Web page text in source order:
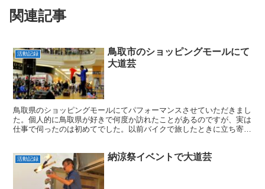
関連記事
活動記録
鳥取市のショッピングモールにて
大道芸
鳥取県のショッピングモールにてパフォーマンスさせていただきまし
た。個人的に鳥取県が好きで何度か訪れたことがあるのですが、実は
仕事で伺ったのは初めてでした。以前バイクで旅したときに立ち寄っ
活動記録 納涼祭イベントで大道芸